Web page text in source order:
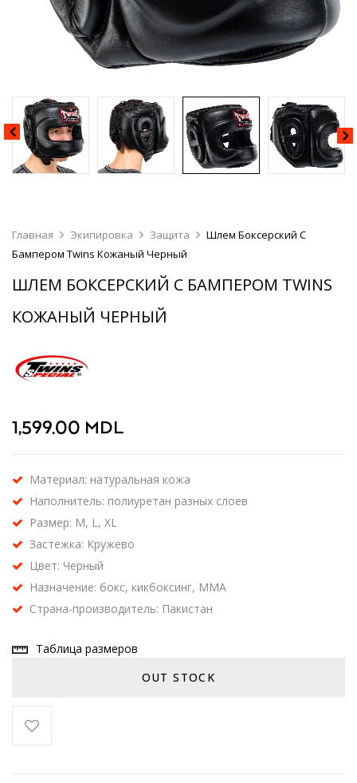
Главная Экипировка Защита
Шлем Боксерский С
Бампером Twins Кожаный Черный
ШЛЕМ БОКСЕРСКИЙ С БАМПЕРОМ TWINS
КОЖАНЫЙ ЧЕРНЫЙ
1,599.00 MDL
Материал: натуральная кожа
Наполнитель: полиуретан разных слоев
Размер: M, L, XL
Застежка: Кружево
Цвет: Черный
Назначение: бокс, кикбоксинг, MMA
Страна-производитель: Пакистан
Таблица размеров
OUT STOCK